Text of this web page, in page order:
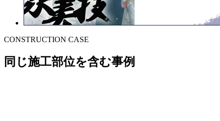
CONSTRUCTION CASE
同じ施工部位を含む事例